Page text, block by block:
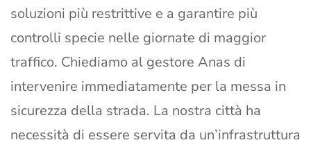
soluzioni più restrittive e a garantire più
controlli specie nelle giornate di maggior
traffico. Chiediamo al gestore Anas di
intervenire immediatamente per la messa in
sicurezza della strada. La nostra città ha
necessità di essere servita da un’infrastruttura